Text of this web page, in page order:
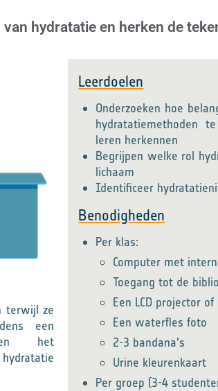
van hydratatie en herken de
terwijl ze
een
het
Leerdoelen
Onderzoeken hoe
hydratatiemethoden
leren herkennen
Begrijpen welke rol
lichaam
Identificeer
Benodigheden
Per klas:
Computer met
Toegang tot de
Een LCD projector
Een waterfles foto
2-3 bandana's
Urine kleurenkaart
Per groep (3-4